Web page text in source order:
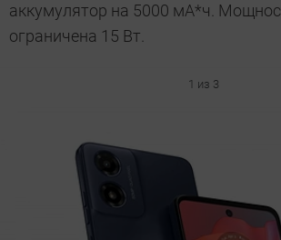
аккумулятор на 5000 мА*ч.
ограничена 15 Вт.
1 из 3